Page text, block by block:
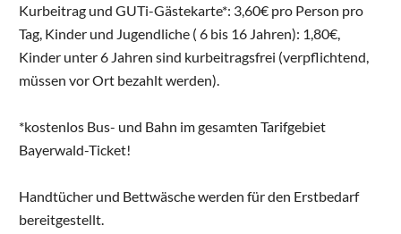
Kurbeitrag und GUTi-Gästekarte*: 3,60€ pro Person pro
Tag, Kinder und Jugendliche ( 6 bis 16 Jahren): 1,80€,
Kinder unter 6 Jahren sind kurbeitragsfrei (verpflichtend,
müssen vor Ort bezahlt werden).
*kostenlos Bus- und Bahn im gesamten Tarifgebiet
Bayerwald-Ticket!
Handtücher und Bettwäsche werden für den Erstbedarf
bereitgestellt.